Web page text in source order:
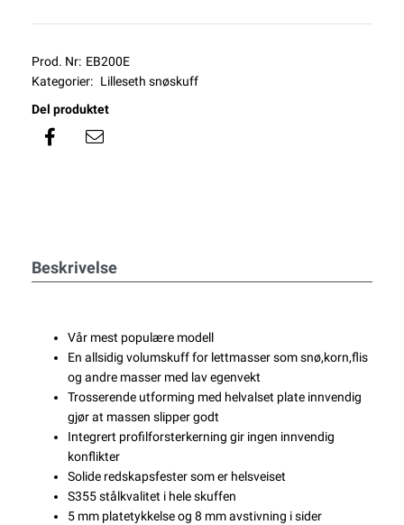
Prod. Nr: EB200E
Kategorier: Lilleseth snøskuff
Del produktet
Beskrivelse
Vår mest populære modell
En allsidig volumskuff for lettmasser som snø,korn,flis
og andre masser med lav egenvekt
Trosserende utforming med helvalset plate innvendig
gjør at massen slipper godt
Integrert profilforsterkerning gir ingen innvendig
konflikter
Solide redskapsfester som er helsveiset
S355 stålkvalitet i hele skuffen
5 mm platetykkelse og 8 mm avstivning i sider